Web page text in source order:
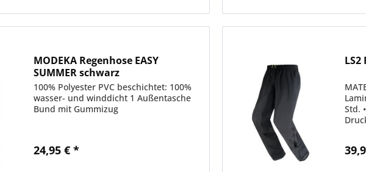
MODEKA Regenhose EASY
SUMMER schwarz
100% Polyester PVC beschichtet: 100%
wasser- und winddicht 1 Außentasche
Bund mit Gummizug
24,95 € *
LS2
Std.